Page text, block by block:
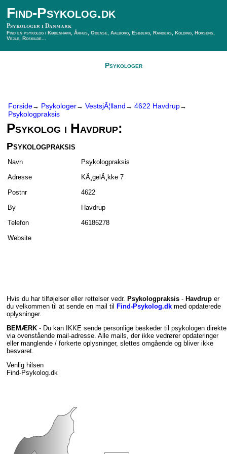
Find-Psykolog.dk
Psykologer i Danmark
Find en psykolog i København, Århus, Odense, Aalborg, Esbjerg, Randers, Kolding, Horsens,
Vejle, Roskilde...
Psykologer
Forside→ Psykologer→ VestsjÃ¦lland → 4622 Havdrup→
Psykologpraksis
Psykolog i Havdrup:
Psykologpraksis
Navn
Psykologpraksis
Adresse
KÃ¸gelÃ¸kke 7
Postnr
4622
By
Havdrup
Telefon
46186278
Website
Hvis du har tilføjelser eller rettelser vedr. Psykologpraksis - Havdrup er
du velkommen til at sende en mail til
Find-Psykolog.dk med opdaterede
oplysninger.
BEMÆRK - Du kan IKKE sende personlige beskeder til psykologen direkte
via ovenstående mail-adresse. Alle mails, der ikke vedrører opdateringer
eller manglende / forkerte oplysninger, slettes omgående og bliver ikke
besvaret.
Venlig hilsen
Find-Psykolog.dk